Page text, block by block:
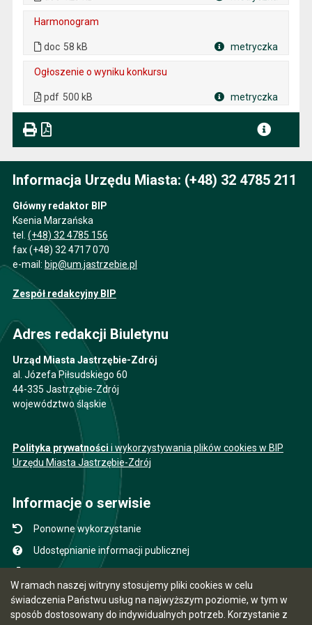
W ramach naszej witryny stosujemy pliki cookies w celu
świadczenia Państwu usług na najwyższym poziomie, w tym w
sposób dostosowany do indywidualnych potrzeb. Korzystanie z
Harmonogram
doc 58 kB metryczka
Ogłoszenie o wyniku konkursu
pdf 500 kB metryczka
Informacja Urzędu Miasta: (+48) 32 4785 211
Główny redaktor BIP
Ksenia Marzańska
tel. (+48) 32 4785 156
fax (+48) 32 4717 070
e-mail: bip@um.jastrzebie.pl
Zespół redakcyjny BIP
Adres redakcji Biuletynu
Urząd Miasta Jastrzębie-Zdrój
al. Józefa Piłsudskiego 60
44-335 Jastrzębie-Zdrój
województwo śląskie
Polityka prywatności i wykorzystywania plików cookies w BIP
Urzędu Miasta Jastrzębie-Zdrój
Informacje o serwisie
Ponowne wykorzystanie
Udostępnianie informacji publicznej
Instrukcja obsługi
Statystyki oglądalności